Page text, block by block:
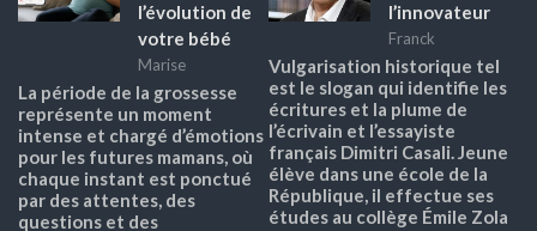
l’évolution de
votre bébé
Marise
La période de la grossesse
représente un moment
intense et chargé d’émotions
pour les futures mamans, où
chaque instant est ponctué
par des attentes, des
questions et des
l’innovateur
Franck
Vulgarisation historique tel
est le slogan qui identifie les
écritures et la plume de
l’écrivain et l’essayiste
français Dimitri Casali. Jeune
élève dans une école de la
République, il effectue ses
études au collège Émile Zola